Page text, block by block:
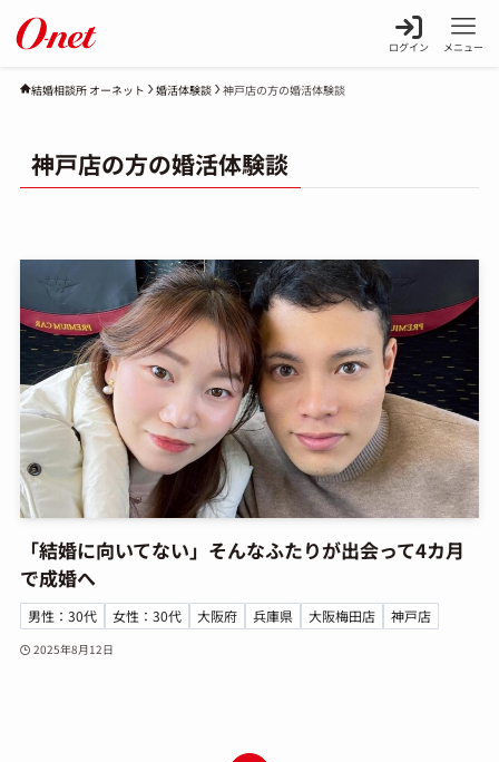
ログイン メニュー
結婚相談所 オーネット 婚活体験談 神戸店の方の婚活体験談
神戸店の方の婚活体験談
「結婚に向いてない」そんなふたりが出会って4カ月
で成婚へ
男性：30代 女性：30代 大阪府 兵庫県 大阪梅田店 神戸店
2025年8月12日